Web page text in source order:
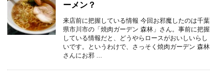
ーメン？
来店前に把握している情報 今回お邪魔したのは千葉
県市川市の「焼肉ガーデン 森林」さん。事前に把握
している情報だと、どうやらロースがおいしいらし
いです。というわけで、さっそく焼肉ガーデン 森林
さんにお邪 ...